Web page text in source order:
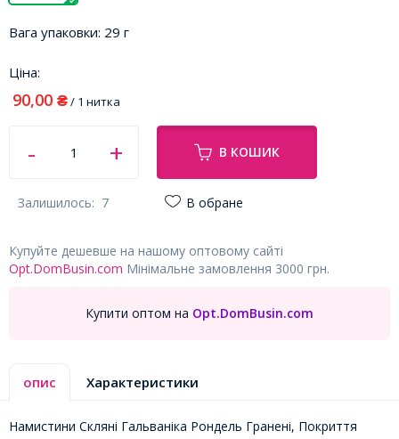
Вага упаковки: 29 г
Ціна:
90,00 ₴/ 1 нитка
В КОШИК
Залишилось: 7 В обране
Купуйте дешевше на нашому оптовому сайті
Opt.DomBusin.com Мінімальне замовлення 3000 грн.
Купити оптом на Opt.DomBusin.com
опис Характеристики
Намистини Скляні Гальваніка Рондель Гранені, Покриття